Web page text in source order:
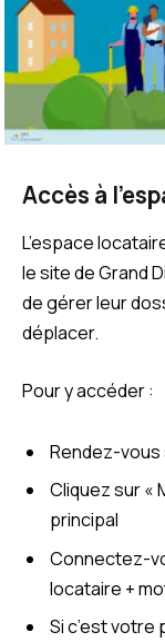
Accès à
L’espace
le site de Grand
de gérer leur
déplacer.
Pour y accéder :
Rendez-vous
Cliquez sur «
principal
Connectez-
locataire +
Si c’est